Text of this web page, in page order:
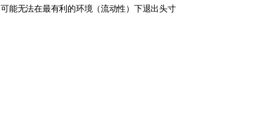
可能无法在最有利的环境（流动性）下退出头寸